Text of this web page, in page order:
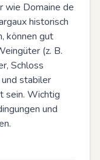
wie Domaine de
historisch
können gut
(z. B.
Schloss
stabiler
sein. Wichtig
und